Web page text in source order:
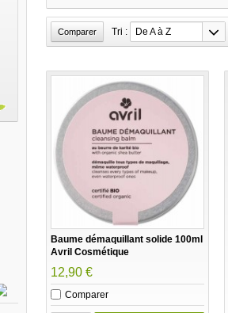
Tri : De A à Z
Baume démaquillant solide 100ml
Avril Cosmétique
12,90 €
Comparer